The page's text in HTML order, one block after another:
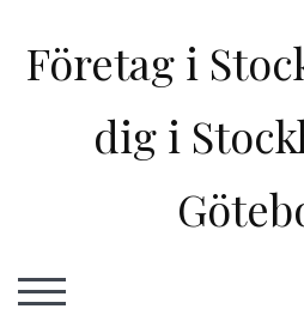
content
Företag i
dig i
TOGGLE MOBILE MENU